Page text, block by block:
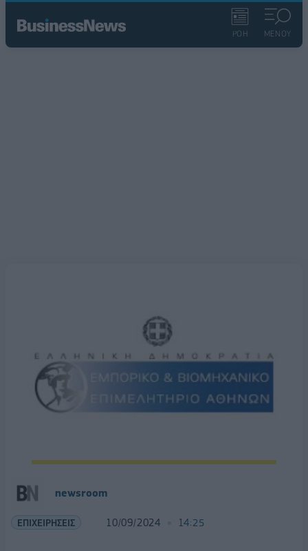
ΡΟΗ ΜΕΝΟΥ
newsroom
ΕΠΙΧΕΙΡΗΣΕΙΣ 10/09/2024 14:25